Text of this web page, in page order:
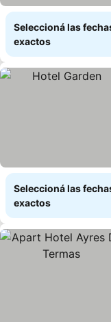
Seleccioná las
exactos
Seleccioná las
exactos